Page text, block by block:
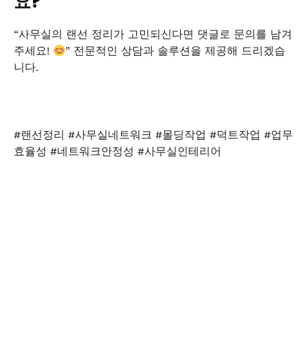
“사무실의 랜선 정리가 고민되신다면 댓글로 문의를 남겨
주세요!
” 전문적인 상담과 솔루션을 제공해 드리겠습
니다.
#랜선정리 #사무실네트워크 #몰딩작업 #덕트작업 #업무
효율성 #네트워크안정성 #사무실인테리어